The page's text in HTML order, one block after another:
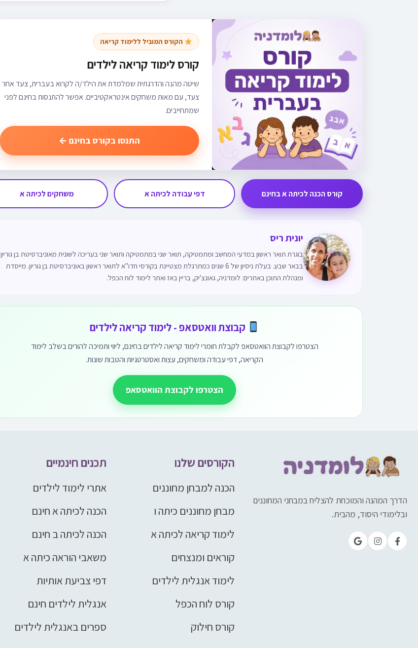
הקורס המוביל ללימוד קריאה
קורס לימוד קריאה לילדים
שיטה מהנה והדרגתית שמלמדת את הילד/ה לקרוא בעברית, צעד אחר
צעד, עם מאות משחקים אינטראקטיביים. אפשר להתנסות בחינם לפני
שמתחייבים.
התנסו בקורס בחינם ←
קורס הכנה לכיתה א בחינם דפי עבודה לכיתה א משחקים לכיתה א
יונית ריס
בוגרת תואר ראשון במדעי המחשב ומתמטיקה, תואר שני במתמטיקה ותואר שני בעריכה לשונית מאוניברסיטת בן גוריון
בבאר שבע. בעלת ניסיון של 6 שנים כמתרגלת מצטיינת בקורסי חדו"א לתואר ראשון באוניברסיטת בן גוריון. מייסדת
ומנהלת התוכן באתרים: לומדניה, גאונצ'יק, בריין באז ואתר לימוד לוח הכפל.
קבוצת וואטסאפ - לימוד קריאה לילדים
הצטרפו לקבוצת הוואטסאפ לקבלת חומרי לימוד קריאה לילדים בחינם, ליווי ותמיכה להורים בשלב לימוד
הקריאה, דפי עבודה ומשחקים, עצות ואסטרטגיות והטבות שונות.
הצטרפו לקבוצת הוואטסאפ
הדרך המהנה והמוכחת להצליח במבחני המחוננים
ובלימודי היסוד, מהבית.
הקורסים שלנו
הכנה למבחן מחוננים
מבחן מחוננים כיתה ו
לימוד קריאה לכיתה א
קוראים ומנצחים
לימוד אנגלית לילדים
קורס לוח הכפל
קורס חילוק
תכנים חינמיים
אתרי לימוד לילדים
הכנה לכיתה א חינם
הכנה לכיתה ב חינם
משאבי הוראה כיתה א
דפי צביעת אותיות
אנגלית לילדים חינם
ספרים באנגלית לילדים